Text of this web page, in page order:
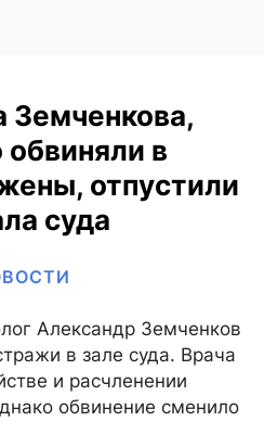
Земченкова,
обвиняли в
отпустили
суда
Александр Земченков
в зале суда. Врача
и расчленении
обвинение сменило